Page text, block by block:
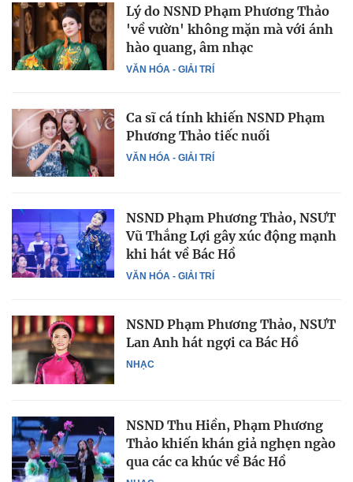
VĂN HÓA - GIẢI TRÍ
Lý do NSND Phạm Phương Thảo
'về vườn' không mặn mà với ánh
hào quang, âm nhạc
VĂN HÓA - GIẢI TRÍ
Ca sĩ cá tính khiến NSND Phạm
Phương Thảo tiếc nuối
VĂN HÓA - GIẢI TRÍ
NSND Phạm Phương Thảo, NSƯT
Vũ Thắng Lợi gây xúc động mạnh
khi hát về Bác Hồ
NHẠC
NSND Phạm Phương Thảo, NSƯT
Lan Anh hát ngợi ca Bác Hồ
NSND Thu Hiền, Phạm Phương
Thảo khiến khán giả nghẹn ngào
qua các ca khúc về Bác Hồ